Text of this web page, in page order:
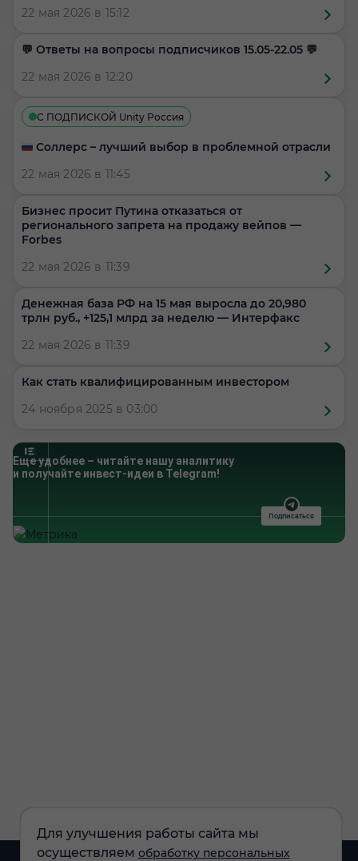
Для улучшения работы сайта мы
осуществляем обработку персональных
22 мая 2026 в 15:12
​​💬 Ответы на вопросы подписчиков 15.05-22.05 💬
22 мая 2026 в 12:20
С ПОДПИСКОЙ Unity Россия
🇷🇺 Соллерс – лучший выбор в проблемной отрасли
22 мая 2026 в 11:45
Бизнес просит Путина отказаться от
регионального запрета на продажу вейпов —
Forbes
22 мая 2026 в 11:39
Денежная база РФ на 15 мая выросла до 20,980
трлн руб., +125,1 млрд за неделю — Интерфакс
22 мая 2026 в 11:39
Как стать квалифицированным инвестором
24 ноября 2025 в 03:00
Еще удобнее – читайте нашу аналитику
и получайте инвест-идеи в Telegram!
Подписаться